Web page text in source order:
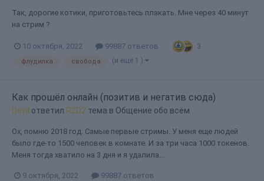
Так, дорогие котики, приготовьтесь плакать. Мне через 40 минут
на стрим ?
10 октября, 2022 99887 ответов 3
флудилка свобода (и ещё 1 )
Как прошёл онлайн (позитив и негатив сюда)
Devil ответил R2D2 тема в Общение обо всём
Ох, помню 2018 год. Самые первые стримы. У меня еще людей
было где-то 1500 человек в комнате. И за три часа 1000 токенов.
Меня тогда хватило на 3 дня и я удалила...
9 октября, 2022 99887 ответов